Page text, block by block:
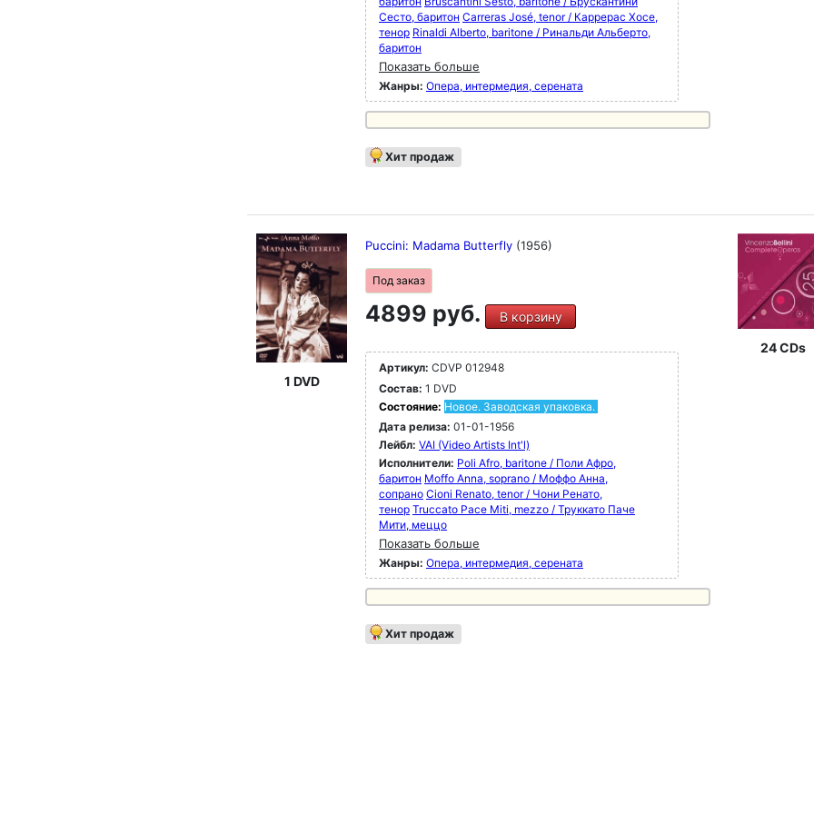
Сесто, баритон Carreras José, tenor / Каррерас Хосе,
тенор Rinaldi Alberto, baritone / Ринальди Альберто,
баритон
Показать больше
Жанры: Опера, интермедия, серената
Хит продаж
1 DVD
Puccini: Madama Butterfly (1956)
Под заказ
4899 руб. В корзину
Артикул: CDVP 012948
Состав: 1 DVD
Состояние: Новое. Заводская упаковка.
Дата релиза: 01-01-1956
Лейбл: VAI (Video Artists Int'l)
Исполнители: Poli Afro, baritone / Поли Афро,
баритон Moffo Anna, soprano / Моффо Анна,
сопрано Cioni Renato, tenor / Чони Ренато,
тенор Truccato Pace Miti, mezzo / Труккато Паче
Мити, меццо
Показать больше
Жанры: Опера, интермедия, серената
Хит продаж
24 CDs